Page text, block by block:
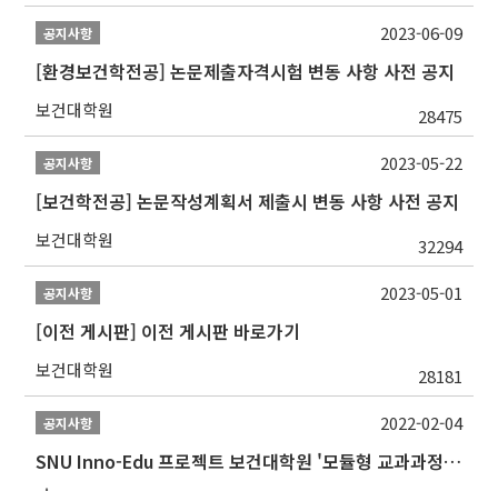
공지사항
[환경보건학전공] 논문제출자격시험 변동 사항 사전 공지
보건대학원 28475
2023-06-09
공지사항
[보건학전공] 논문작성계획서 제출시 변동 사항 사전 공지
보건대학원 32294
2023-05-22
공지사항
[이전 게시판] 이전 게시판 바로가기
보건대학원 28181
2023-05-01
공지사항
SNU Inno-Edu 프로젝트 보건대학원 '모듈형 교과과정' 안내(revised 2022/2/28)
2022-02-04